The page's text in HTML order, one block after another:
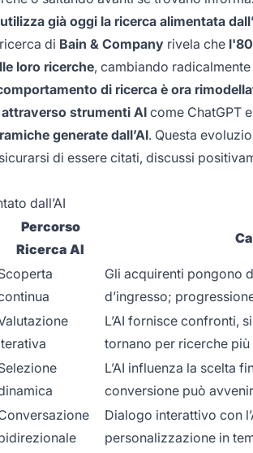
già oggi la ricerca alimentata
di Bain & Company rivela che
loro ricerche, cambiando
di ricerca è ora
strumenti AIcome ChatGPT
generate dall’AI. Questa
di essere citati, discussi
dall’AI
Percorso
Ricerca AI
Gli acquirenti pongono
d’ingresso;
L’AI fornisce confronti,
tornano per ricerche
L’AI influenza la scelta
conversione può
Dialogo interattivo con
personalizzazione in